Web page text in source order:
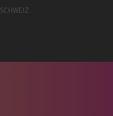
SCHWEIZ